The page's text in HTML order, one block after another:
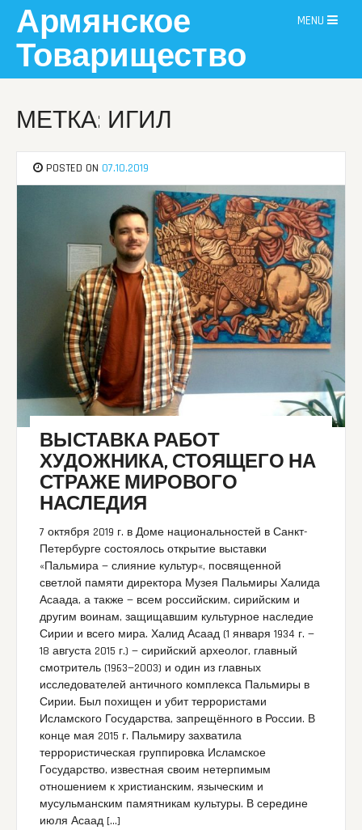
content
Армянское
Товарищество
MENU
МЕТКА: ИГИЛ
POSTED ON 07.10.2019
ВЫСТАВКА РАБОТ
ХУДОЖНИКА, СТОЯЩЕГО НА
СТРАЖЕ МИРОВОГО
НАСЛЕДИЯ
7 октября 2019 г. в Доме национальностей в Санкт-
Петербурге состоялось открытие выставки
«Пальмира — слияние культур«, посвященной
светлой памяти директора Музея Пальмиры Халида
Асаада, а также — всем российским, сирийским и
другим воинам, защищавшим культурное наследие
Сирии и всего мира. Халид Асаад (1 января 1934 г. —
18 августа 2015 г.) — сирийский археолог, главный
смотритель (1963—2003) и один из главных
исследователей античного комплекса Пальмиры в
Сирии. Был похищен и убит террористами
Исламского Государства, запрещённого в России. В
конце мая 2015 г. Пальмиру захватила
террористическая группировка Исламское
Государство, известная своим нетерпимым
отношением к христианским, языческим и
мусульманским памятникам культуры. В середине
июля Асаад […]